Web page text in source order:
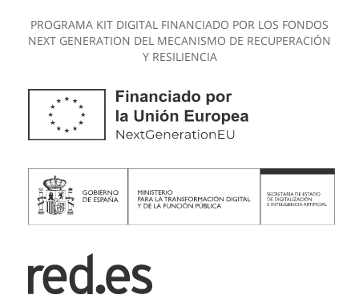
PROGRAMA KIT DIGITAL FINANCIADO POR LOS FONDOS
NEXT GENERATION DEL MECANISMO DE RECUPERACIÓN
Y RESILIENCIA